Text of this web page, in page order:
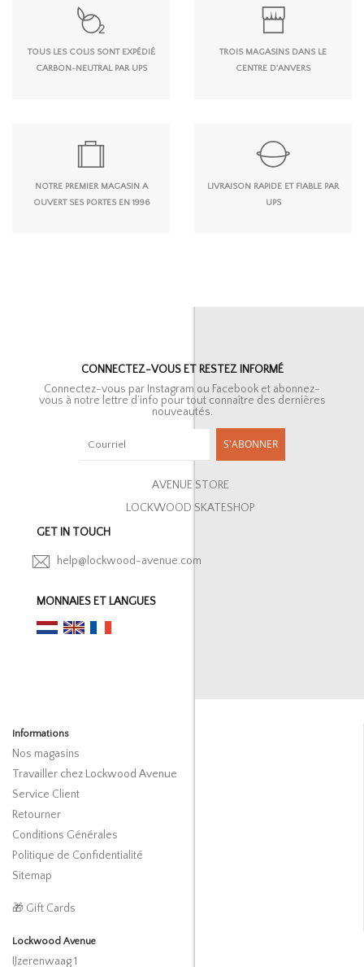
TOUS LES COLIS SONT EXPÉDIÉ
CARBON-NEUTRAL PAR UPS
TROIS MAGASINS DANS LE
CENTRE D'ANVERS
NOTRE PREMIER MAGASIN A
OUVERT SES PORTES EN 1996
LIVRAISON RAPIDE ET FIABLE PAR
UPS
CONNECTEZ-VOUS ET RESTEZ INFORMÉ
Connectez-vous par Instagram ou Facebook et abonnez-
vous à notre lettre d’info pour tout connaître des dernières
nouveautés.
S'ABONNER
AVENUE STORE
LOCKWOOD SKATESHOP
GET IN TOUCH
help@lockwood-avenue.com
MONNAIES ET LANGUES
Informations
Nos magasins
Travailler chez Lockwood Avenue
Service Client
Retourner
Conditions Générales
Politique de Confidentialité
Sitemap
🎁 Gift Cards
Lockwood Avenue
IJzerenwaag 1